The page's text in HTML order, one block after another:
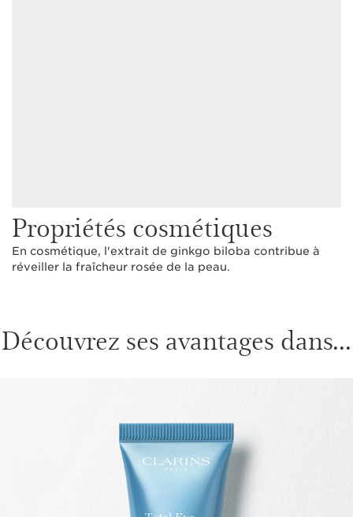
Propriétés cosmétiques
En cosmétique, l'extrait de ginkgo biloba contribue à
réveiller la fraîcheur rosée de la peau.
Découvrez ses avantages dans...